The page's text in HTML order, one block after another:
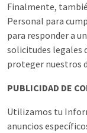
Finalmente,
Personal para
para responder a
solicitudes legales
proteger nuestros
PUBLICIDAD DE
Utilizamos tu
anuncios